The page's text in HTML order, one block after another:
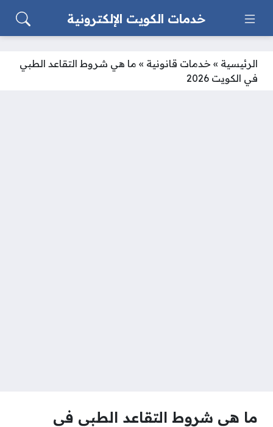
خدمات الكويت الإلكترونية
الرئيسية » خدمات قانونية » ما هي شروط التقاعد الطبي
في الكويت 2026
ما هي شروط التقاعد الطبي في